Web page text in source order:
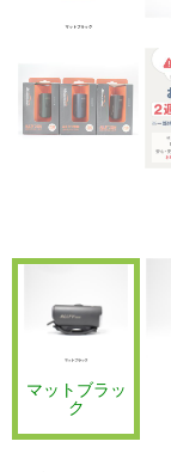
マットブラッ
ク